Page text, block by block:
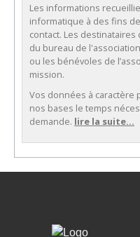
Les informations
informatique à des fins
contact. Les
du bureau de
ou les bénévoles de
mission.
Vos données à
nos bases le temps
demande. lire la suite...